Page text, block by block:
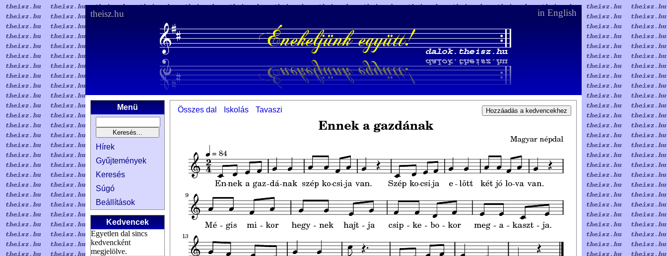
theisz.hu in English
Menü
Hírek
Gyűjtemények
Keresés
Súgó
Beállítások
Kedvencek
Egyetlen dal sincs
kedvencként
megjelölve.
Összes dal Iskolás Tavaszi